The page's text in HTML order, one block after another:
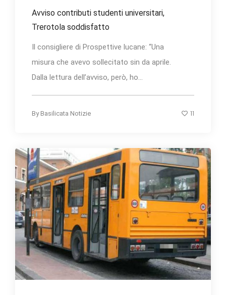
Avviso contributi studenti universitari,
Trerotola soddisfatto
Il consigliere di Prospettive lucane: “Una
misura che avevo sollecitato sin da aprile.
Dalla lettura dell’avviso, però, ho...
By Basilicata Notizie 11